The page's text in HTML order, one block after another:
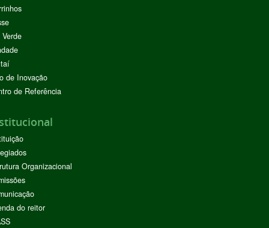
de Inovação
de Referência
Organizacional
do reitor